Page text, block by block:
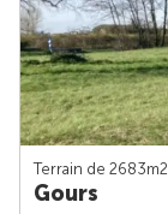
Terrain de 2683m2
Gours